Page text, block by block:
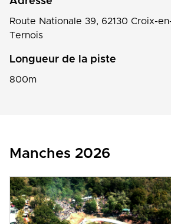
Route Nationale 39, 62130 Croix-
Ternois
Longueur de la piste
800m
Manches 2026